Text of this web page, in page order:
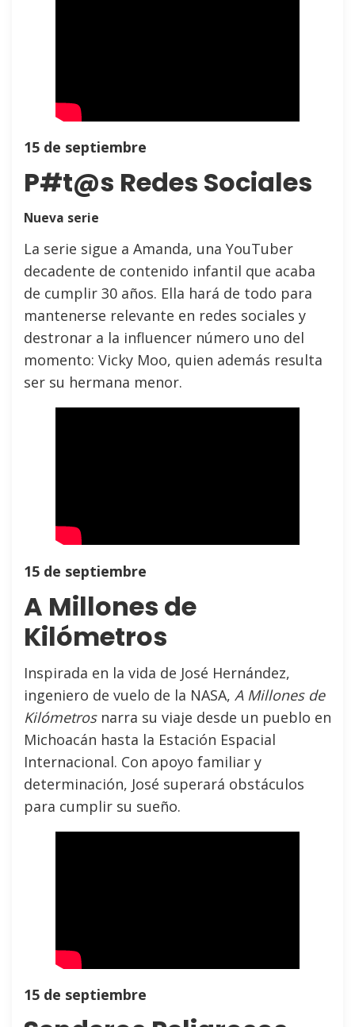
15 de septiembre
P#t@s Redes Sociales
Nueva serie
La serie sigue a Amanda, una YouTuber
decadente de contenido infantil que acaba
de cumplir 30 años. Ella hará de todo para
mantenerse relevante en redes sociales y
destronar a la influencer número uno del
momento: Vicky Moo, quien además resulta
ser su hermana menor.
15 de septiembre
A Millones de
Kilómetros
Inspirada en la vida de José Hernández,
ingeniero de vuelo de la NASA, A Millones de
Kilómetrosnarra su viaje desde un pueblo en
Michoacán hasta la Estación Espacial
Internacional. Con apoyo familiar y
determinación, José superará obstáculos
para cumplir su sueño.
15 de septiembre